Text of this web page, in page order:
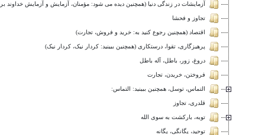
آزمایشات در زندگی دنیا (همچنین دیده می شود: مؤمنان، آزمایش و آزمایش خداوند برای آنها)
تجاوز و فحشا
اقتصاد (همچنین رجوع کنید به: خرید و فروش، تجارت)
پرهیزگاری، تقوا، درستکاری (همچنین ببينيد: کردار نیک، کردار نیک)
دروغ، زور، باطل، آله باطل
فروختن، خريدن، تجارت
التماس، توسل، همچنین ببينيد: التماس:
قلدری، تجاوز
توبه، باركشت به سوى الله
توحيد، يگانگى، يگانه